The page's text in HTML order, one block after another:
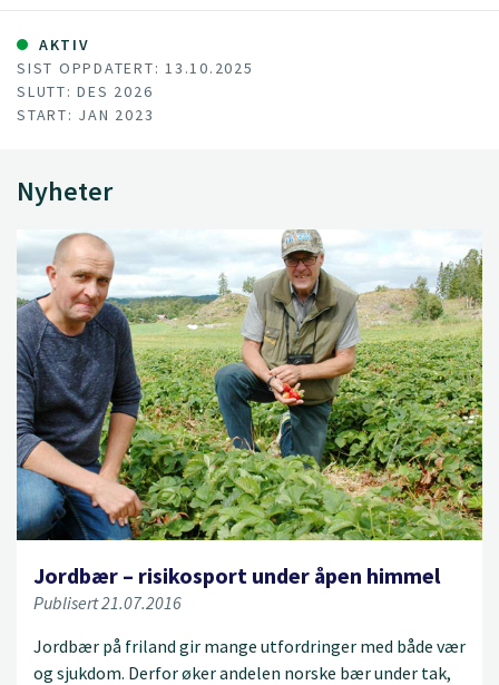
kunnskap om hvordan man kan påvirke planteveksten og ta i
bruk teknologi for å overvåke og beskytte plantene, uten at
det går utover kvalitet og smak.
AKTIV
SIST OPPDATERT: 13.10.2025
SLUTT: DES 2026
START: JAN 2023
Nyheter
Jordbær – risikosport under åpen himmel
Publisert 21.07.2016
Jordbær på friland gir mange utfordringer med både vær
og sjukdom. Derfor øker andelen norske bær under tak,